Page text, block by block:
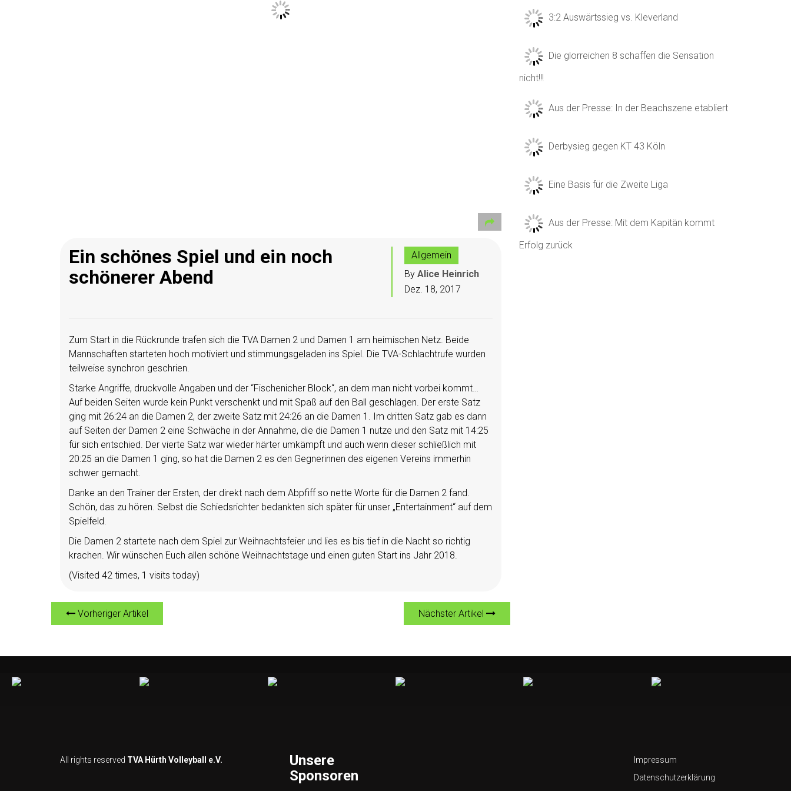
Ein schönes Spiel und ein noch
schönerer Abend
Allgemein
By Alice Heinrich
Dez. 18, 2017
Zum Start in die Rückrunde trafen sich die TVA Damen 2 und Damen 1 am heimischen Netz. Beide
Mannschaften starteten hoch motiviert und stimmungsgeladen ins Spiel. Die TVA-Schlachtrufe wurden
teilweise synchron geschrien.
Starke Angriffe, druckvolle Angaben und der “Fischenicher Block“, an dem man nicht vorbei kommt…
Auf beiden Seiten wurde kein Punkt verschenkt und mit Spaß auf den Ball geschlagen. Der erste Satz
ging mit 26:24 an die Damen 2, der zweite Satz mit 24:26 an die Damen 1. Im dritten Satz gab es dann
auf Seiten der Damen 2 eine Schwäche in der Annahme, die die Damen 1 nutze und den Satz mit 14:25
für sich entschied. Der vierte Satz war wieder härter umkämpft und auch wenn dieser schließlich mit
20:25 an die Damen 1 ging, so hat die Damen 2 es den Gegnerinnen des eigenen Vereins immerhin
schwer gemacht.
Danke an den Trainer der Ersten, der direkt nach dem Abpfiff so nette Worte für die Damen 2 fand.
Schön, das zu hören. Selbst die Schiedsrichter bedankten sich später für unser „Entertainment“ auf dem
Spielfeld.
Die Damen 2 startete nach dem Spiel zur Weihnachtsfeier und lies es bis tief in die Nacht so richtig
krachen. Wir wünschen Euch allen schöne Weihnachtstage und einen guten Start ins Jahr 2018.
(Visited 42 times, 1 visits today)
Vorheriger Artikel Nächster Artikel
3:2 Auswärtssieg vs. Kleverland
Die glorreichen 8 schaffen die Sensation
nicht!!!
Aus der Presse: In der Beachszene etabliert
Derbysieg gegen KT 43 Köln
Eine Basis für die Zweite Liga
Aus der Presse: Mit dem Kapitän kommt
Erfolg zurück
All rights reserved TVA Hürth Volleyball e.V.
Unsere
Sponsoren
Impressum
Datenschutzerklärung